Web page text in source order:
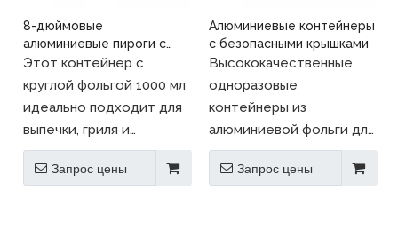
8-дюймовые
алюминиевые пироги с
алюминиевой фольгой,
одноразовые и
пригодные для
переработки
Этот контейнер с
круглой фольгой 1000 мл
идеально подходит для
выпечки, гриля и
упаковки с едой. Он
сильный, безопасный для
Запрос цены
Алюминиевые контейнеры
с безопасными крышками
Высококачественные
одноразовые
контейнеры из
алюминиевой фольги для
выпечки жареных на
гриле для хранения
Запрос цены